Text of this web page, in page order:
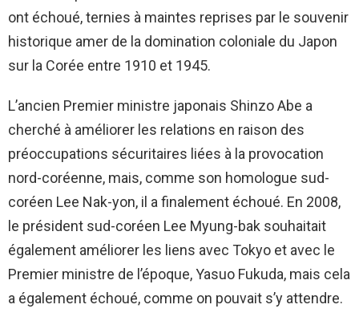
ont échoué, ternies à maintes reprises par le souvenir
historique amer de la domination coloniale du Japon
sur la Corée entre 1910 et 1945.
L’ancien Premier ministre japonais Shinzo Abe a
cherché à améliorer les relations en raison des
préoccupations sécuritaires liées à la provocation
nord-coréenne, mais, comme son homologue sud-
coréen Lee Nak-yon, il a finalement échoué. En 2008,
le président sud-coréen Lee Myung-bak souhaitait
également améliorer les liens avec Tokyo et avec le
Premier ministre de l’époque, Yasuo Fukuda, mais cela
a également échoué, comme on pouvait s’y attendre.